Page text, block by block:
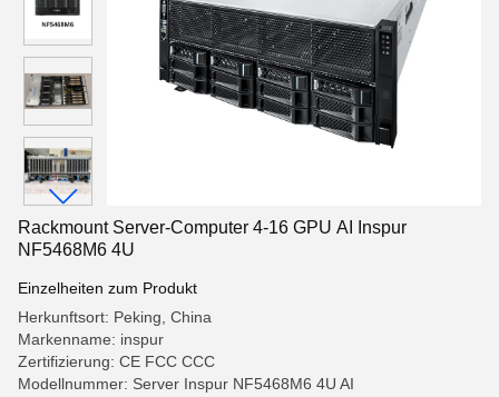
Rackmount Server-Computer 4-16 GPU AI Inspur
NF5468M6 4U
Einzelheiten zum Produkt
Herkunftsort: Peking, China
Markenname: inspur
Zertifizierung: CE FCC CCC
Modellnummer: Server Inspur NF5468M6 4U AI